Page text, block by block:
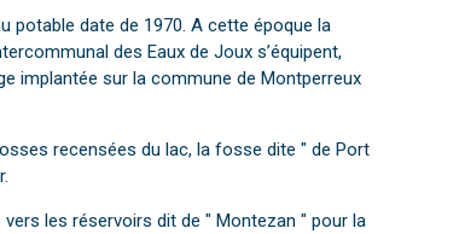
potable date de 1970. A cette époque la
des Eaux de Joux s’équipent,
implantée sur la commune de Montperreux
recensées du lac, la fosse dite " de Port
les réservoirs dit de " Montezan " pour la